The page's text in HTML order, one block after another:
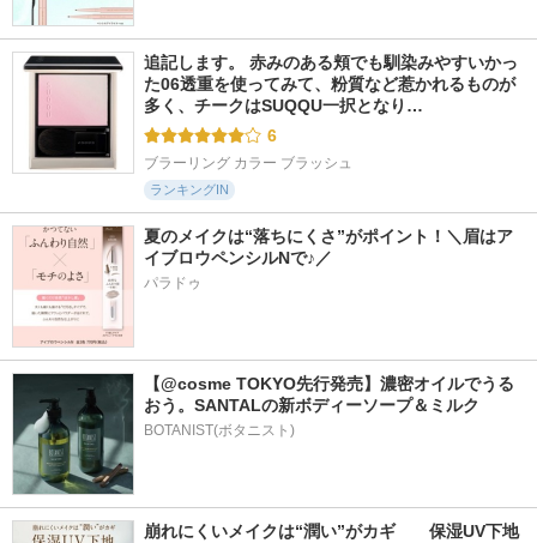
追記します。 赤みのある頬でも馴染みやすいかっ
た06透重を使ってみて、粉質など惹かれるものが
多く、チークはSUQQU一択となり…
6
ブラーリング カラー ブラッシュ
ランキングIN
夏のメイクは“落ちにくさ”がポイント！＼眉はア
イブロウペンシルNで♪／
パラドゥ
【@cosme TOKYO先行発売】濃密オイルでうる
おう。SANTALの新ボディーソープ＆ミルク
BOTANIST(ボタニスト)
崩れにくいメイクは“潤い”がカギ　　保湿UV下地